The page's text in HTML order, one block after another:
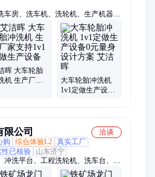
车房、洗车机、洗轮机、生产机器、
平台、冲洗装置、泡棉刷、厚板钢
喷嘴清洗、洗车系统、防冻装置、洗
关、固定洗车、洗车设备、扇形喷
晖 大车轮胎
机 生产厂家
大车轮胎冲洗机
1v1定做生产设备
限公司
洽谈
购 综合体验L2 真实工厂
性已核验
山东济宁
冲洗平台、工程洗轮机、洗车台、中